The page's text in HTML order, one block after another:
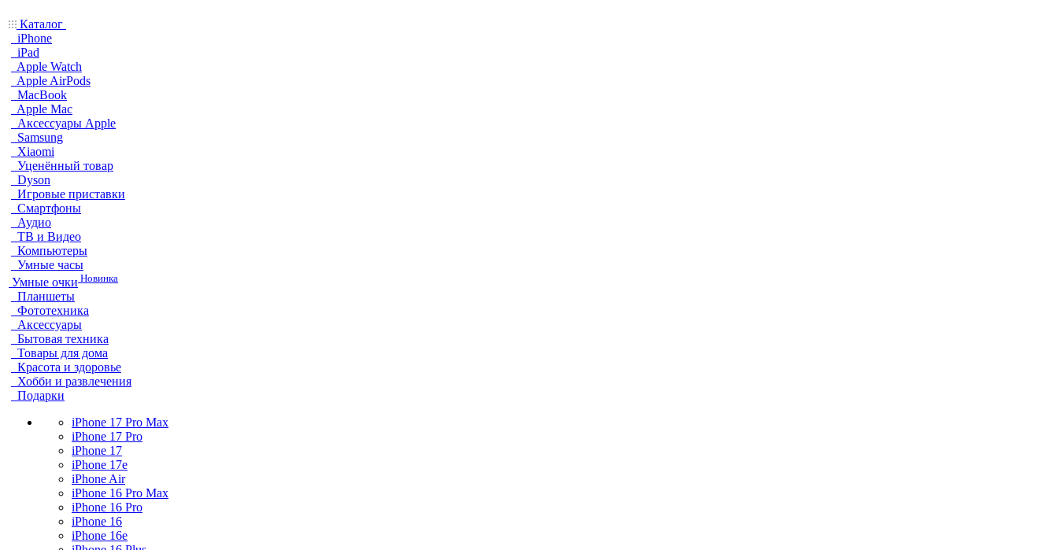
Каталог
iPhone
iPad
Apple Watch
Apple AirPods
MacBook
Apple Mac
Аксессуары Apple
Samsung
Xiaomi
Уценённый товар
Dyson
Игровые приставки
Смартфоны
Аудио
ТВ и Видео
Компьютеры
Умные часы
Умные очки Новинка
Планшеты
Фототехника
Аксессуары
Бытовая техника
Товары для дома
Красота и здоровье
Хобби и развлечения
Подарки
iPhone 17 Pro Max
iPhone 17 Pro
iPhone 17
iPhone 17e
iPhone Air
iPhone 16 Pro Max
iPhone 16 Pro
iPhone 16
iPhone 16e